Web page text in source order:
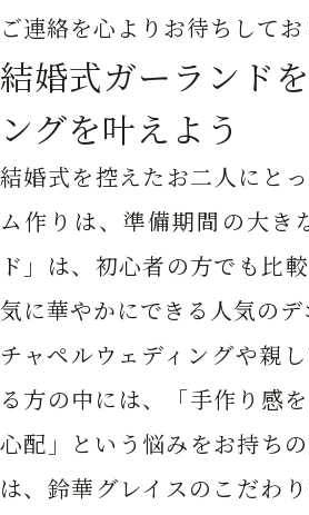
ご連絡を心よりお待ちしてお
結婚式ガーランド
ングを叶えよう
結婚式を控えたお二人にと
ム作りは、準備期間の大き
ド」は、初心者の方でも比
気に華やかにできる人気の
チャペルウェディングや親
る方の中には、「手作り感
心配」という悩みをお持ち
は、鈴華グレイスのこだわ